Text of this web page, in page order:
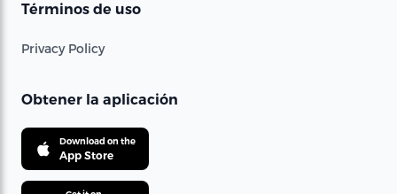
Términos de uso
Privacy Policy
Obtener la aplicación
Download on the
App Store